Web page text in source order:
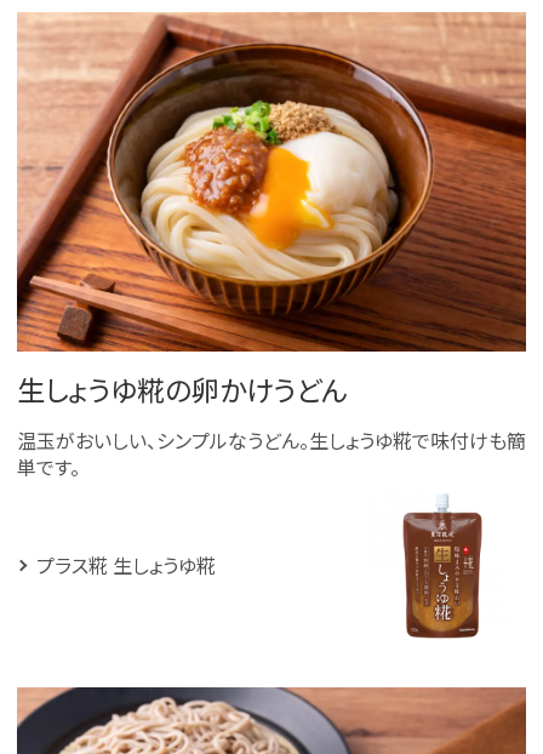
生しょうゆ糀の卵かけうどん
温玉がおいしい、シンプルなうどん。生しょうゆ糀で味付けも簡
単です。
プラス糀 生しょうゆ糀